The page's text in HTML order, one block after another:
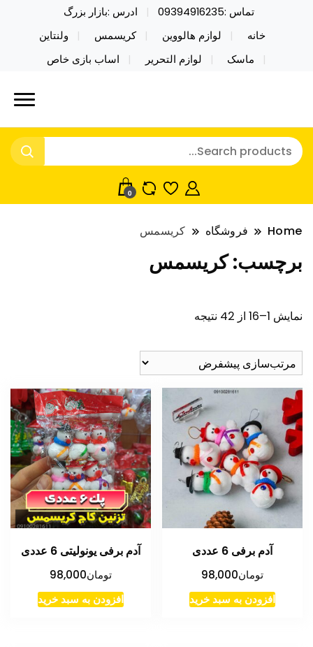
تماس :09394916235
ادرس :بازار بزرگ
خانه
لوازم هالووین کریسمس
ولنتاین
ماسک
لوازم التحریر اساب بازی خاص
نایکر توی فروش عمده لوازم هالووین
ولن تاین کادویی کریسمس اکسسوری
خرید محصولات خاص فیجت اسباب بازی تراول ماگ نایکر
توی فروش عمده لوازم هالووین ولن تاین کادویی
کریسمس اکسسوری ماسک در واردات مستقیم
0
Home فروشگاه کریسمس
برچسب:کریسمس
نمایش 1–16 از 42 نتیجه
آدم برفی 6 عددی
تومان98,000
افزودن به سبد خرید
آدم برفی یونولیتی 6 عددی
تومان98,000
افزودن به سبد خرید